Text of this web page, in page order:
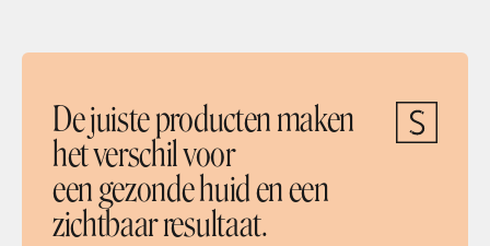
De juiste producten maken
het verschil voor
een gezonde huid en een
zichtbaar resultaat.